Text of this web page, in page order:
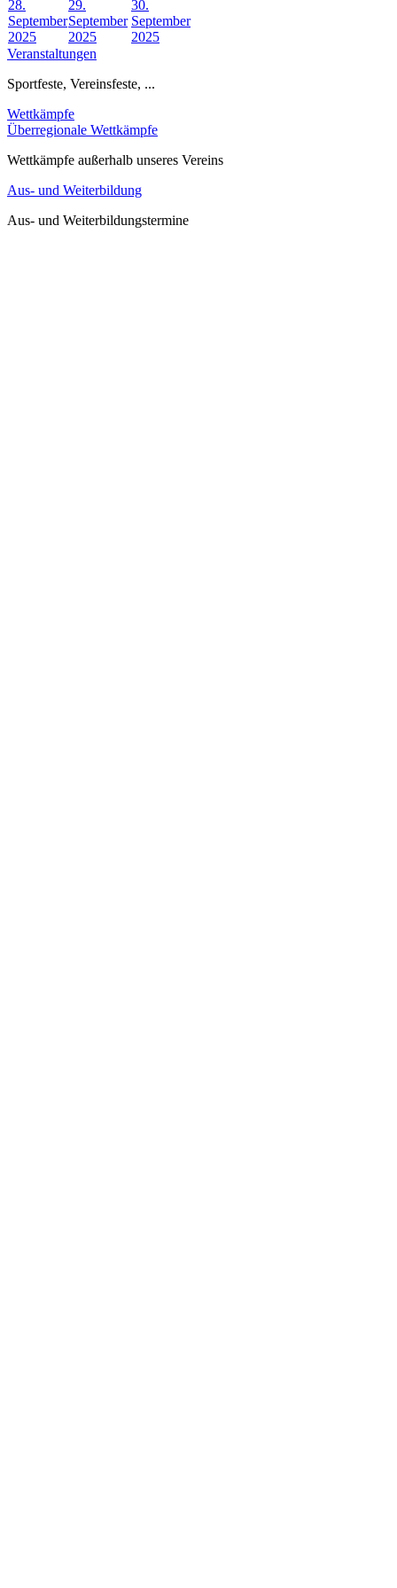
28.
September
2025
29.
September
2025
30.
September
2025
Veranstaltungen
Sportfeste, Vereinsfeste, ...
Wettkämpfe
Überregionale Wettkämpfe
Wettkämpfe außerhalb unseres Vereins
Aus- und Weiterbildung
Aus- und Weiterbildungstermine